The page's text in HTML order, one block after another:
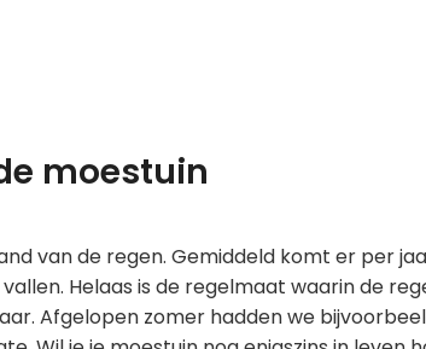
moestuin
van de regen. Gemiddeld komt er per
Helaas is de regelmaat waarin de
Afgelopen zomer hadden we